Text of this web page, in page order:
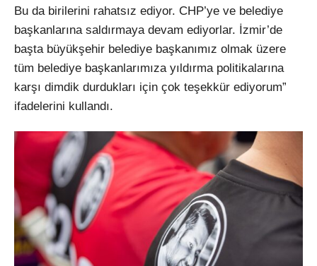
Bu da birilerini rahatsız ediyor. CHP’ye ve belediye
başkanlarına saldırmaya devam ediyorlar. İzmir’de
başta büyükşehir belediye başkanımız olmak üzere
tüm belediye başkanlarımıza yıldırma politikalarına
karşı dimdik durdukları için çok teşekkür ediyorum”
ifadelerini kullandı.